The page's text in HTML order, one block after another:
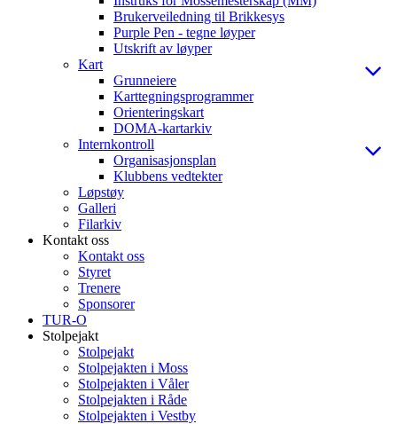
Brukerveiledning til Brikkesys
Purple Pen - tegne løyper
Utskrift av løyper
Kart
Grunneiere
Karttegningsprogrammer
Orienteringskart
DOMA-kartarkiv
Internkontroll
Organisasjonsplan
Klubbens vedtekter
Løpstøy
Galleri
Filarkiv
Kontakt oss
Kontakt oss
Styret
Trenere
Sponsorer
TUR-O
Stolpejakt
Stolpejakt
Stolpejakten i Moss
Stolpejakten i Våler
Stolpejakten i Råde
Stolpejakten i Vestby